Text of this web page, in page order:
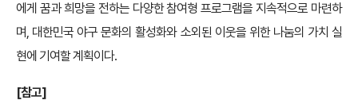
에게 꿈과 희망을 전하는 다양한 참여형 프로그램을 지속적으로 마련하
며, 대한민국 야구 문화의 활성화와 소외된 이웃을 위한 나눔의 가치 실
현에 기여할 계획이다.
[참고]